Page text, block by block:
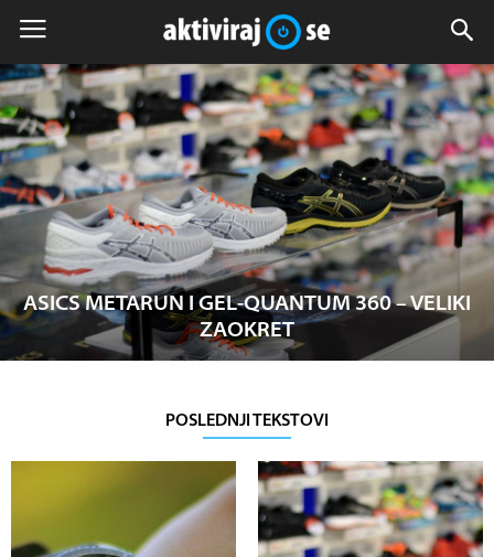
ASICS METARUN I GEL-QUANTUM 360 – VELIKI
ZAOKRET
POSLEDNJI TEKSTOVI